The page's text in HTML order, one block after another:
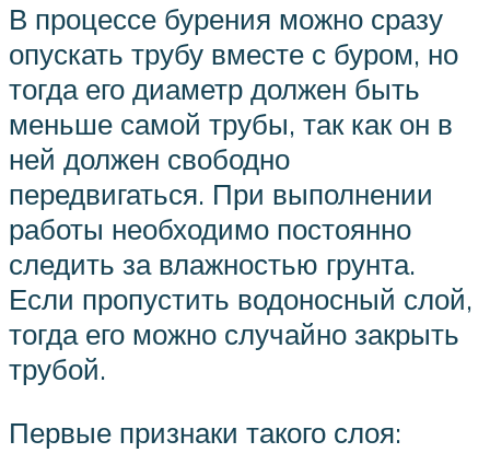
В процессе бурения можно сразу
опускать трубу вместе с буром, но
тогда его диаметр должен быть
меньше самой трубы, так как он в
ней должен свободно
передвигаться. При выполнении
работы необходимо постоянно
следить за влажностью грунта.
Если пропустить водоносный слой,
тогда его можно случайно закрыть
трубой.
Первые признаки такого слоя: